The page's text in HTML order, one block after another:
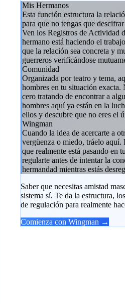
Mis Hermanos
Esta función estructura la
para que no tengas que
Ven los Registros de Actividad
hermano está haciendo el
que la relación sea concreta y
guerreros verificándose
Comunidad
Organizada por teatro y tema,
hombres en tu situación exacta.
cero tratando de encontrar a
hombres aquí ya están en la
ellos y descubre que no eres el
Wingman
Cuando la idea de acercarte a
vergüenza o miedo, tráelo
que realmente está pasando en
regularte antes de intentar la
hermandad mientras estás
Saber que necesitas amistad
sistema sí. Te da la estructura,
de regulación para realmente
Comienza con Wingman →